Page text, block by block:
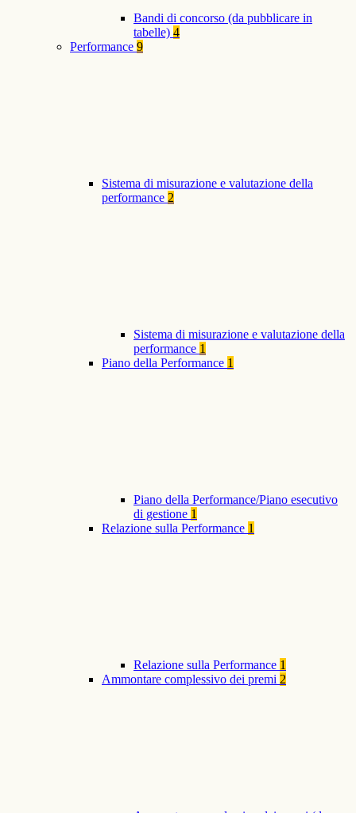
Bandi di concorso (da pubblicare in
tabelle) 4
Performance 9
Sistema di misurazione e valutazione della
performance 2
Sistema di misurazione e valutazione della
performance 1
Piano della Performance 1
Piano della Performance/Piano esecutivo
di gestione 1
Relazione sulla Performance 1
Relazione sulla Performance 1
Ammontare complessivo dei premi 2